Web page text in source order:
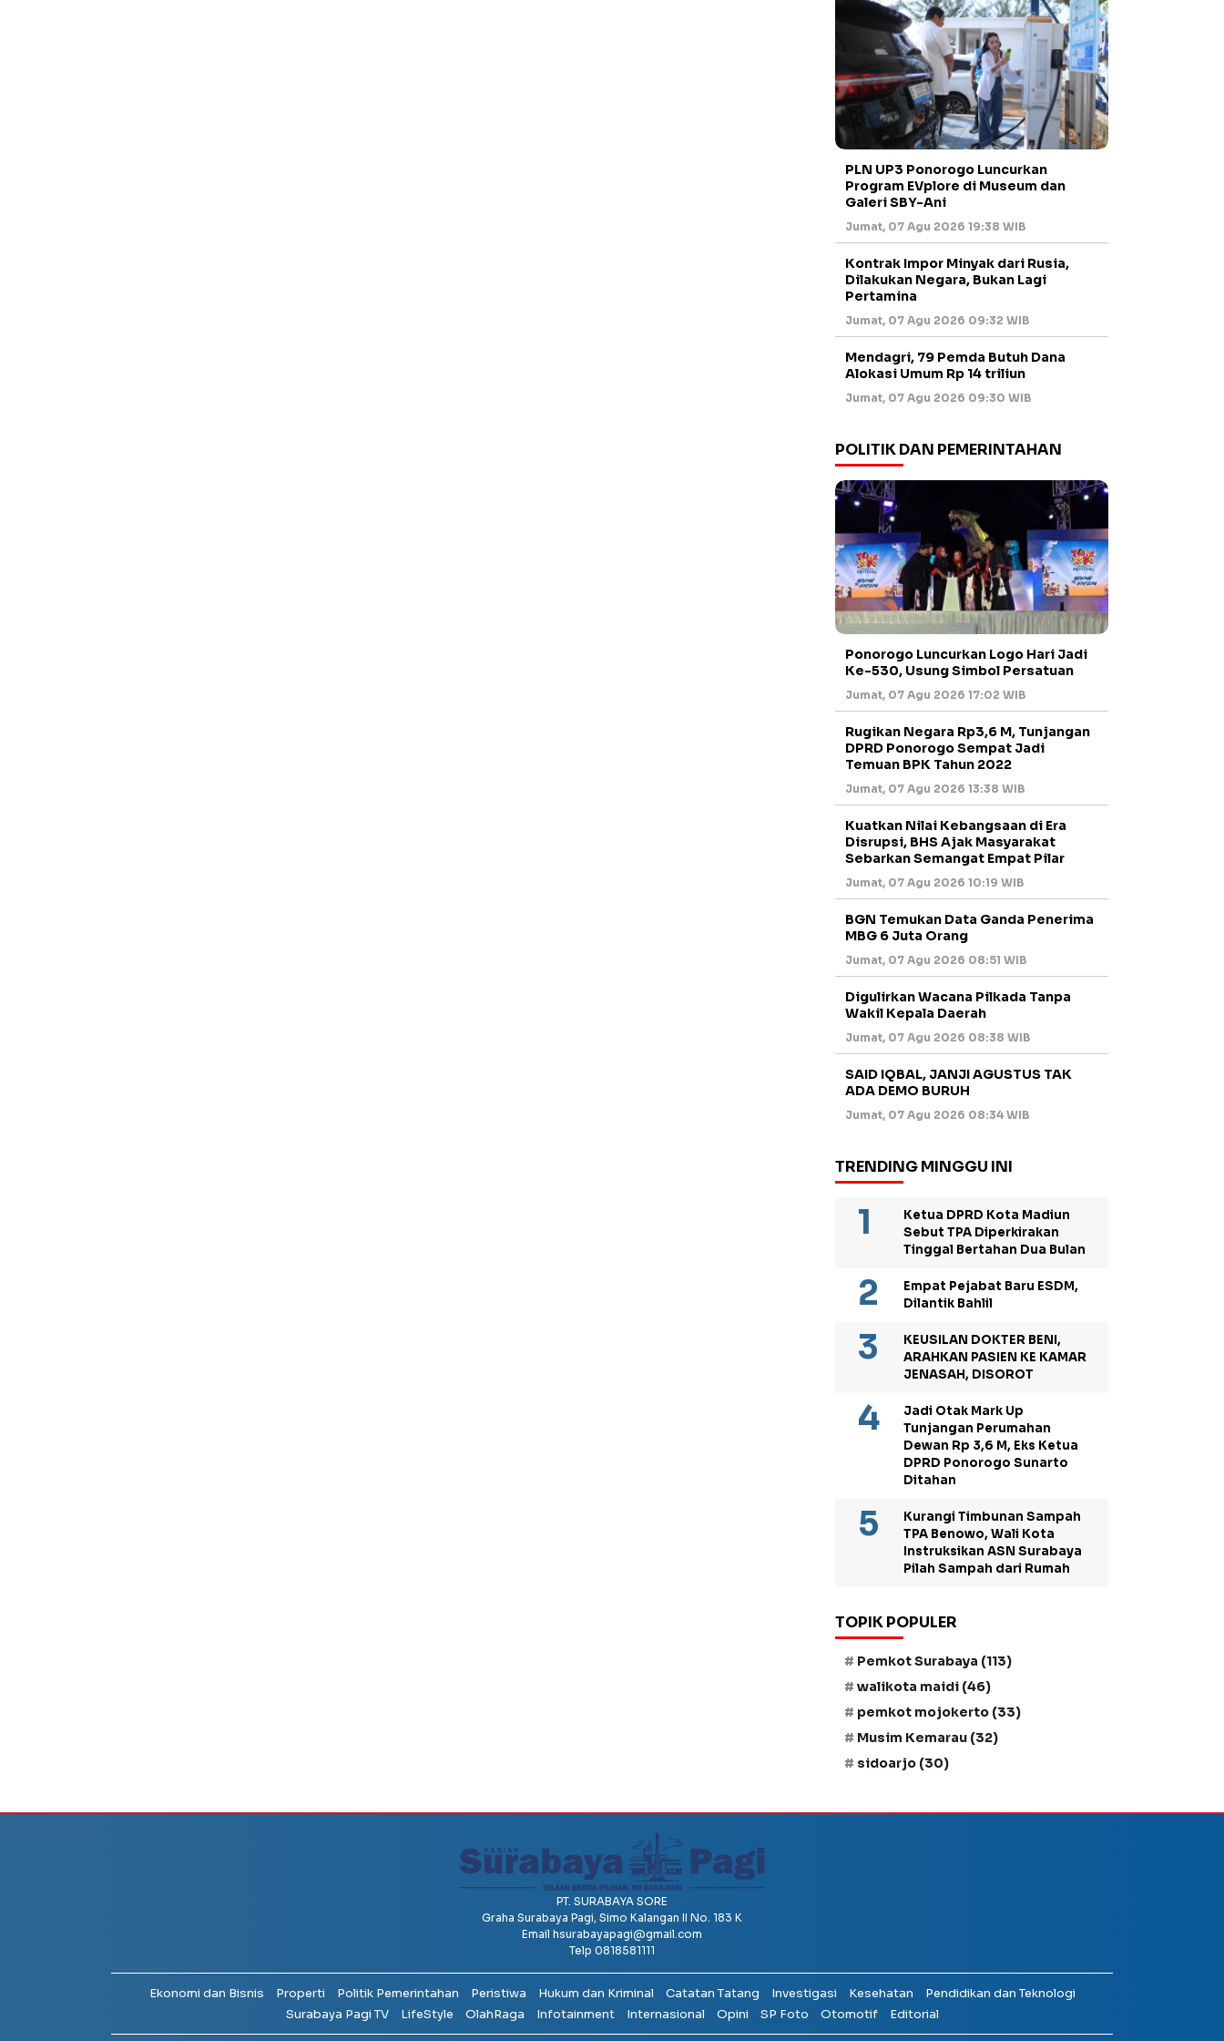
PLN UP3 Ponorogo Luncurkan
Program EVplore di Museum dan
Galeri SBY-Ani
Jumat, 07 Agu 2026 19:38 WIB
Kontrak Impor Minyak dari Rusia,
Dilakukan Negara, Bukan Lagi
Pertamina
Jumat, 07 Agu 2026 09:32 WIB
Mendagri, 79 Pemda Butuh Dana
Alokasi Umum Rp 14 triliun
Jumat, 07 Agu 2026 09:30 WIB
POLITIK DAN PEMERINTAHAN
Ponorogo Luncurkan Logo Hari Jadi
Ke-530, Usung Simbol Persatuan
Jumat, 07 Agu 2026 17:02 WIB
Rugikan Negara Rp3,6 M, Tunjangan
DPRD Ponorogo Sempat Jadi
Temuan BPK Tahun 2022
Jumat, 07 Agu 2026 13:38 WIB
Kuatkan Nilai Kebangsaan di Era
Disrupsi, BHS Ajak Masyarakat
Sebarkan Semangat Empat Pilar
Jumat, 07 Agu 2026 10:19 WIB
BGN Temukan Data Ganda Penerima
MBG 6 Juta Orang
Jumat, 07 Agu 2026 08:51 WIB
Digulirkan Wacana Pilkada Tanpa
Wakil Kepala Daerah
Jumat, 07 Agu 2026 08:38 WIB
SAID IQBAL, JANJI AGUSTUS TAK
ADA DEMO BURUH
Jumat, 07 Agu 2026 08:34 WIB
TRENDING MINGGU INI
Ketua DPRD Kota Madiun
Sebut TPA Diperkirakan
Tinggal Bertahan Dua Bulan
Empat Pejabat Baru ESDM,
Dilantik Bahlil
KEUSILAN DOKTER BENI,
ARAHKAN PASIEN KE KAMAR
JENASAH, DISOROT
Jadi Otak Mark Up
Tunjangan Perumahan
Dewan Rp 3,6 M, Eks Ketua
DPRD Ponorogo Sunarto
Ditahan
Kurangi Timbunan Sampah
TPA Benowo, Wali Kota
Instruksikan ASN Surabaya
Pilah Sampah dari Rumah
TOPIK POPULER
Pemkot Surabaya (113)
walikota maidi (46)
pemkot mojokerto (33)
Musim Kemarau (32)
sidoarjo (30)
PT. SURABAYA SORE
Graha Surabaya Pagi, Simo Kalangan II No. 183 K
Email hsurabayapagi@gmail.com
Telp 0818581111
Ekonomi dan Bisnis Properti Politik Pemerintahan Peristiwa Hukum dan Kriminal Catatan Tatang Investigasi Kesehatan
Pendidikan dan Teknologi
Surabaya Pagi TV
LifeStyle OlahRaga Infotainment Internasional Opini SP Foto Otomotif Editorial